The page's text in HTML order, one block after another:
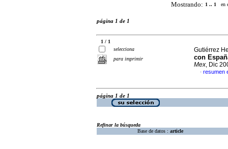
Mostrando: 1 .. 1 en
página 1 de 1
1 / 1
selecciona
para imprimir
Gutiérrez
con
Mex, Dic
· resumen
página 1 de 1
Refinar la búsqueda
Base de datos : article